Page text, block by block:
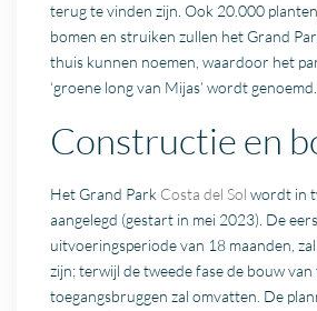
terug te vinden zijn. Ook 20.000
bomen en struiken zullen het Grand
thuis kunnen noemen, waardoor het
‘groene long van Mijas’ wordt genoemd.
Constructie en
Het Grand Park Costa del Sol wordt in
aangelegd (gestart in mei 2023). De
uitvoeringsperiode van 18 maanden,
zijn; terwijl de tweede fase de bouw van
toegangsbruggen zal omvatten. De